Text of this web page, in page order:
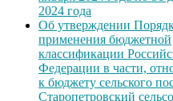
2024 года
Об утверждении
применения бюджетной
классификации
Федерации в части,
к бюджету сельского
Старопетровский